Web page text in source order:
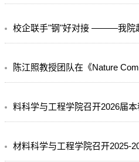
校企联手"钢"好对接 ———我院赴云
陈江照教授团队在《Nature Communications
料科学与工程学院召开2026届本科及研
材料科学与工程学院召开2025-2026学年下学期班主任